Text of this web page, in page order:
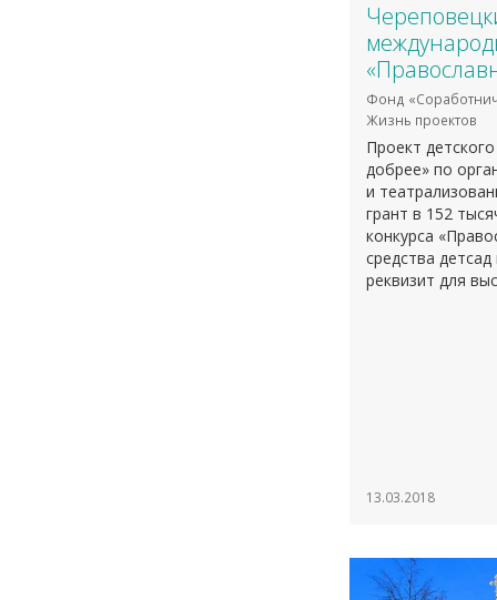
Фонд
Жизнь проектов
Проект
добрее» по
и
грант в 152
конкурса
средства
реквизит для
13.03.2018